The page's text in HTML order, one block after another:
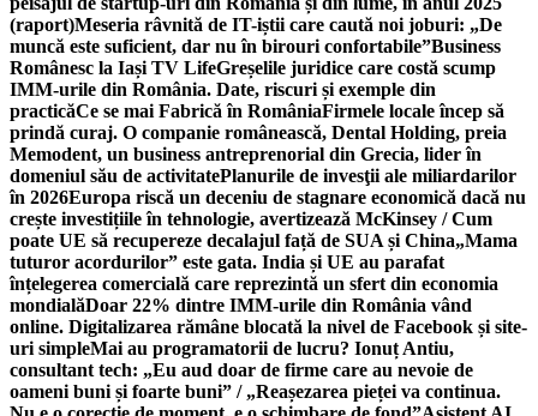
(raport)Meseria râvnită de IT-iștii care caută noi joburi: „De
muncă este suficient, dar nu în birouri confortabile”Business
Românesc la Iași TV LifeGreșelile juridice care costă scump
IMM-urile din România. Date, riscuri și exemple din
practicăCe se mai Fabrică în RomâniaFirmele locale încep să
prindă curaj. O companie românească, Dental Holding, preia
Memodent, un business antreprenorial din Grecia, lider în
domeniul său de activitatePlanurile de invesţii ale miliardarilor
în 2026Europa riscă un deceniu de stagnare economică dacă nu
crește investițiile în tehnologie, avertizează McKinsey / Cum
poate UE să recupereze decalajul față de SUA și China„Mama
tuturor acordurilor” este gata. India și UE au parafat
înțelegerea comercială care reprezintă un sfert din economia
mondialăDoar 22% dintre IMM-urile din România vând
online. Digitalizarea rămâne blocată la nivel de Facebook și site-
uri simpleMai au programatorii de lucru? Ionuț Antiu,
consultant tech: „Eu aud doar de firme care au nevoie de
oameni buni și foarte buni” / „Reașezarea pieței va continua.